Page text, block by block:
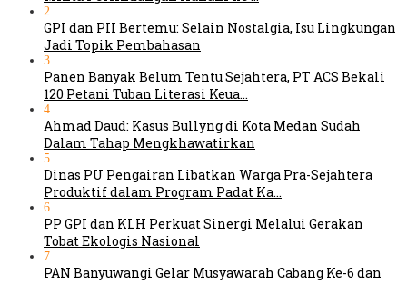
2
GPI dan PII Bertemu: Selain Nostalgia, Isu Lingkungan
Jadi Topik Pembahasan
3
Panen Banyak Belum Tentu Sejahtera, PT ACS Bekali
120 Petani Tuban Literasi Keua…
4
Ahmad Daud: Kasus Bullyng di Kota Medan Sudah
Dalam Tahap Mengkhawatirkan
5
Dinas PU Pengairan Libatkan Warga Pra-Sejahtera
Produktif dalam Program Padat Ka…
6
PP GPI dan KLH Perkuat Sinergi Melalui Gerakan
Tobat Ekologis Nasional
7
PAN Banyuwangi Gelar Musyawarah Cabang Ke-6 dan